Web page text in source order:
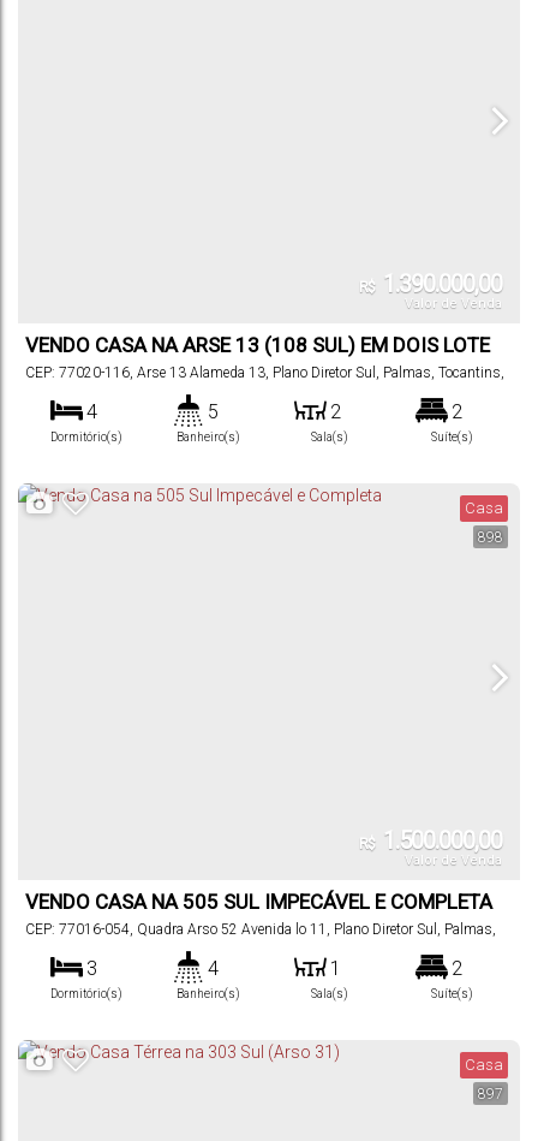
R$ 1.390.000,00
Valor de Venda
VENDO CASA NA ARSE 13 (108 SUL) EM DOIS LOTE
CEP: 77020-116, Arse 13 Alameda 13, Plano Diretor Sul , Palmas, Tocantins,
4
Dormitório(s)
5
Banheiro(s)
2
Sala(s)
2
Suíte(s)
Total: Vaga(s) Útil:
898
Casa
R$ 1.500.000,00
Valor de Venda
VENDO CASA NA 505 SUL IMPECÁVEL E COMPLETA
CEP: 77016-054, Quadra Arso 52 Avenida lo 11 , Plano Diretor Sul , Palmas,
3
Dormitório(s)
4
Banheiro(s)
1
Sala(s)
2
Suíte(s)
Vaga(s) Útil: Terreno:
897
Casa